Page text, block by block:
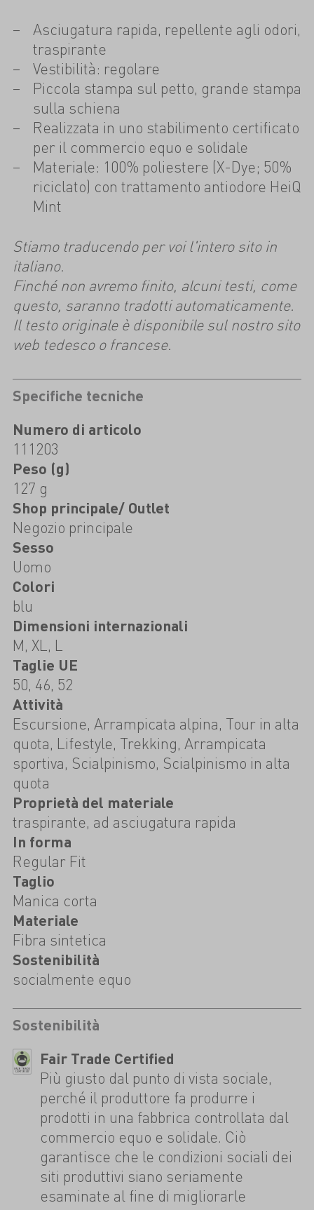
Asciugatura rapida, repellente agli odori,
traspirante
Vestibilità: regolare
Piccola stampa sul petto, grande stampa
sulla schiena
Realizzata in uno stabilimento certificato
per il commercio equo e solidale
Materiale: 100% poliestere (X-Dye; 50%
riciclato) con trattamento antiodore HeiQ
Mint
Stiamo traducendo per voi l'intero sito in
italiano.
Finché non avremo finito, alcuni testi, come
questo, saranno tradotti automaticamente.
Il testo originale è disponibile sul nostro sito
web tedesco o francese.
Specifiche tecniche
Numero di articolo
111203
Peso (g)
127 g
Shop principale/ Outlet
Negozio principale
Sesso
Uomo
Colori
blu
Dimensioni internazionali
M, XL, L
Taglie UE
50, 46, 52
Attività
Escursione, Arrampicata alpina, Tour in alta
quota, Lifestyle, Trekking, Arrampicata
sportiva, Scialpinismo, Scialpinismo in alta
quota
Proprietà del materiale
traspirante, ad asciugatura rapida
In forma
Regular Fit
Taglio
Manica corta
Materiale
Fibra sintetica
Sostenibilità
socialmente equo
Sostenibilità
Fair Trade Certified
Più giusto dal punto di vista sociale,
perché il produttore fa produrre i
prodotti in una fabbrica controllata dal
commercio equo e solidale. Ciò
garantisce che le condizioni sociali dei
siti produttivi siano seriamente
esaminate al fine di migliorarle